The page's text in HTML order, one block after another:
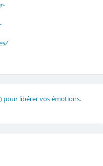
pour libérer vos émotions.